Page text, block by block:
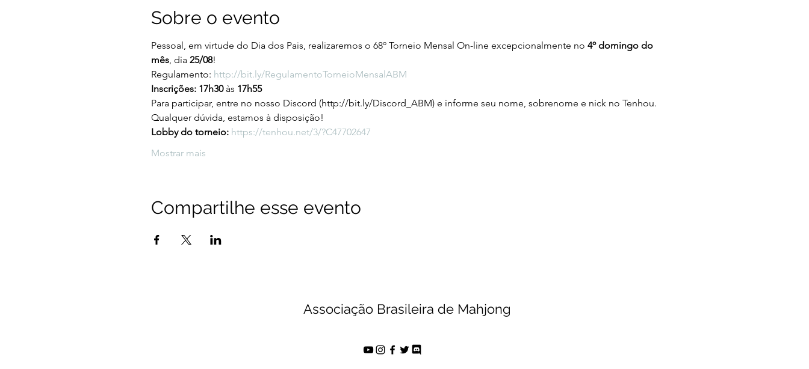
Sobre o evento
Pessoal, em virtude do Dia dos Pais, realizaremos o 68º Torneio Mensal On-line excepcionalmente no 4º domingo do
mês, dia 25/08!
Regulamento: http://bit.ly/RegulamentoTorneioMensalABM
Inscrições: 17h30 às 17h55
Para participar, entre no nosso Discord (http://bit.ly/Discord_ABM) e informe seu nome, sobrenome e nick no Tenhou.
Qualquer dúvida, estamos à disposição!
Lobby do torneio: https://tenhou.net/3/?C47702647
Mostrar mais
Compartilhe esse evento
Associação Brasileira de Mahjong